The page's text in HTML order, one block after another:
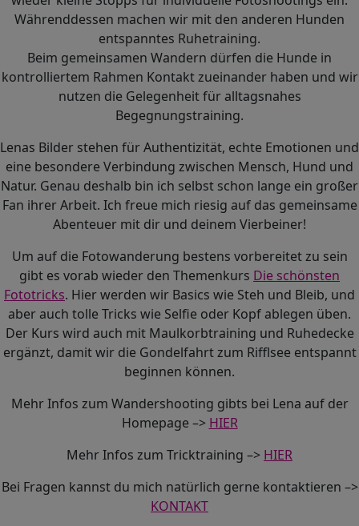
Währenddessen machen wir mit den anderen Hunden
entspanntes Ruhetraining.
Beim gemeinsamen Wandern dürfen die Hunde in
kontrolliertem Rahmen Kontakt zueinander haben und wir
nutzen die Gelegenheit für alltagsnahes
Begegnungstraining.
Lenas Bilder stehen für Authentizität, echte Emotionen und
eine besondere Verbindung zwischen Mensch, Hund und
Natur. Genau deshalb bin ich selbst schon lange ein großer
Fan ihrer Arbeit. Ich freue mich riesig auf das gemeinsame
Abenteuer mit dir und deinem Vierbeiner!
Um auf die Fotowanderung bestens vorbereitet zu sein
gibt es vorab wieder den Themenkurs Die schönsten
Fototricks. Hier werden wir Basics wie Steh und Bleib, und
aber auch tolle Tricks wie Selfie oder Kopf ablegen üben.
Der Kurs wird auch mit Maulkorbtraining und Ruhedecke
ergänzt, damit wir die Gondelfahrt zum Rifflsee entspannt
beginnen können.
Mehr Infos zum Wandershooting gibts bei Lena auf der
Homepage –> HIER
Mehr Infos zum Tricktraining –> HIER
Bei Fragen kannst du mich natürlich gerne kontaktieren –>
KONTAKT